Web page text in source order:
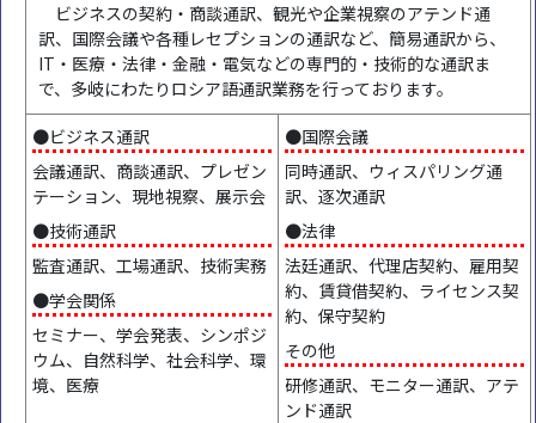
ビジネスの契約・商談通訳、観光や企業視察のアテンド通
訳、国際会議や各種レセプションの通訳など、簡易通訳から、
IT・医療・法律・金融・電気などの専門的・技術的な通訳ま
で、多岐にわたりロシア語通訳業務を行っております。
●ビジネス通訳
会議通訳、商談通訳、プレゼン
テーション、現地視察、展示会
●技術通訳
監査通訳、工場通訳、技術実務
●学会関係
セミナー、学会発表、シンポジ
ウム、自然科学、社会科学、環
境、医療
●国際会議
同時通訳、ウィスパリング通
訳、逐次通訳
●法律
法廷通訳、代理店契約、雇用契
約、賃貸借契約、ライセンス契
約、保守契約
その他
研修通訳、モニター通訳、アテ
ンド通訳